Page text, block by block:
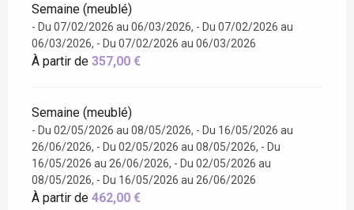
Semaine (meublé)
- Du 07/02/2026 au 06/03/2026, - Du 07/02/2026 au
06/03/2026, - Du 07/02/2026 au 06/03/2026
À partir de 357,00 €
Semaine (meublé)
- Du 02/05/2026 au 08/05/2026, - Du 16/05/2026 au
26/06/2026, - Du 02/05/2026 au 08/05/2026, - Du
16/05/2026 au 26/06/2026, - Du 02/05/2026 au
08/05/2026, - Du 16/05/2026 au 26/06/2026
À partir de 462,00 €